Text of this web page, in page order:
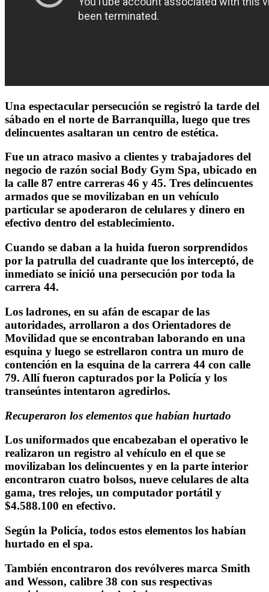
Una espectacular persecución se registró la tarde del
sábado en el norte de Barranquilla, luego que tres
delincuentes asaltaran un centro de estética.
Fue un atraco masivo a clientes y trabajadores del
negocio de razón social Body Gym Spa, ubicado en
la calle 87 entre carreras 46 y 45. Tres delincuentes
armados que se movilizaban en un vehículo
particular se apoderaron de celulares y dinero en
efectivo dentro del establecimiento.
Cuando se daban a la huida fueron sorprendidos
por la patrulla del cuadrante que los interceptó, de
inmediato se inició una persecución por toda la
carrera 44.
Los ladrones, en su afán de escapar de las
autoridades, arrollaron a dos Orientadores de
Movilidad que se encontraban laborando en una
esquina y luego se estrellaron contra un muro de
contención en la esquina de la carrera 44 con calle
79. Allí fueron capturados por la Policía y los
transeúntes intentaron agredirlos.
Recuperaron los elementos que habían hurtado
Los uniformados que encabezaban el operativo le
realizaron un registro al vehículo en el que se
movilizaban los delincuentes y en la parte interior
encontraron cuatro bolsos, nueve celulares de alta
gama, tres relojes, un computador portátil y
$4.588.100 en efectivo.
Según la Policía, todos estos elementos los habían
hurtado en el spa.
También encontraron dos revólveres marca Smith
and Wesson, calibre 38 con sus respectivas